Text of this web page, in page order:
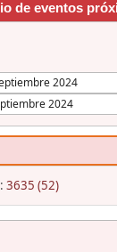
de eventos
: 3635 (52)